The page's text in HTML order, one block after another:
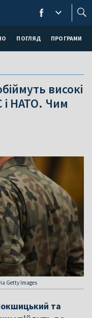
ПОГЛЯД ПРОГРАМИ
високі
і НАТО. Чим
Getty Images
та